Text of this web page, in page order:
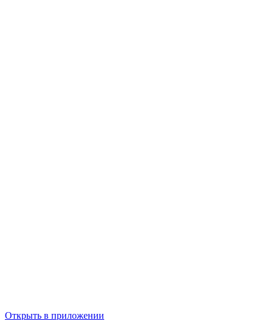
Открыть в приложении